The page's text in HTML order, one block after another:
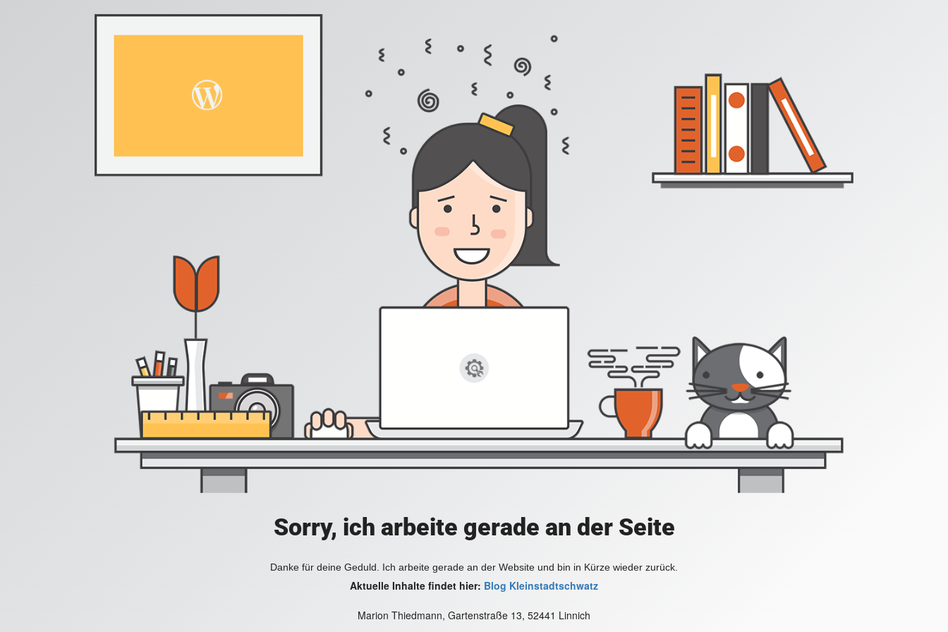
Sorry, ich arbeite gerade an der Seite
Danke für deine Geduld. Ich arbeite gerade an der Website und bin in Kürze wieder zurück.
Aktuelle Inhalte findet hier: Blog Kleinstadtschwatz
Marion Thiedmann, Gartenstraße 13, 52441 Linnich